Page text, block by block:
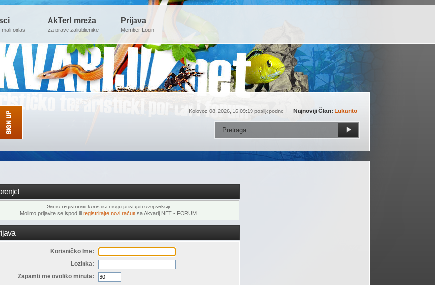
mali oglas
AkTer! mreža
Za prave zaljubljenike
Prijava
Member Login
Kolovoz 08, 2026, 16:09:19 poslijepodne Najnoviji Član: Lukarito
Samo registrirani korisnici mogu pristupiti ovoj sekciji.
Molimo prijavite se ispod ili registrirajte novi računsa Akvarij NET - FORUM.
Korisničko Ime:
Lozinka:
Zapamti me ovoliko minuta: